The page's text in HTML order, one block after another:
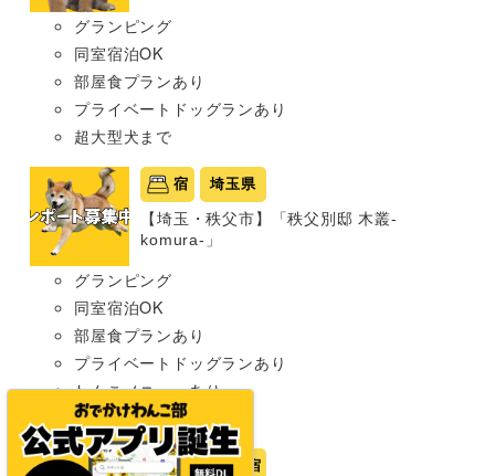
グランピング
同室宿泊OK
部屋食プランあり
プライベートドッグランあり
超大型犬まで
宿 埼玉県
【埼玉・秩父市】「秩父別邸 木叢-
komura-」
グランピング
同室宿泊OK
部屋食プランあり
プライベートドッグランあり
わんこメニューあり
超大型犬まで
岡山県 宿